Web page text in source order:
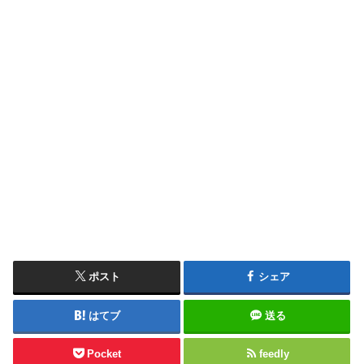
ポスト シェア
はてブ 送る
Pocket feedly